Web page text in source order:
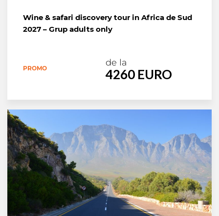
Wine & safari discovery tour in Africa de Sud
2027 – Grup adults only
PROMO
de la
4260 EURO